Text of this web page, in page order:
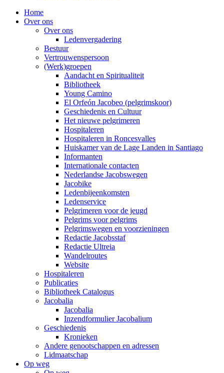
Home
Over ons
Over ons
Ledenvergadering
Bestuur
Vertrouwenspersoon
(Werk)groepen
Aandacht en Spiritualiteit
Bibliotheek
Young Camino
El Orfeón Jacobeo (pelgrimskoor)
Geschiedenis en Cultuur
Het nieuwe pelgrimeren
Hospitaleren
Hospitaleren in Roncesvalles
Huiskamer van de Lage Landen in Santiago
Informanten
Internationale contacten
Nederlandse Jacobswegen
Jacobike
Ledenbijeenkomsten
Ledenservice
Pelgrimeren voor de jeugd
Pelgrims voor pelgrims
Pelgrimswegen en voorzieningen
Redactie Jacobsstaf
Redactie Ultreia
Wandelroutes
Website
Hospitaleren
Publicaties
Bibliotheek Catalogus
Jacobalia
Jacobalia
Inzendformulier Jacobalium
Geschiedenis
Kronieken
Andere genootschappen en adressen
Lidmaatschap
Op weg